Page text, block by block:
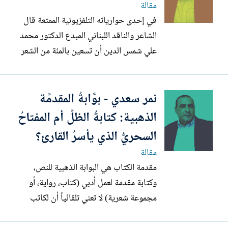
مقالة
في إحدى حوارياته التلفزيونية الممتعة قال
الشاعر والناقد اللبناني المبدع الدكتور محمد
علي شمس الدين أن تسعين بالمئة من الشعر
الرديئة التي طفرت بها فضاءات السوشيال
ميديا. ألم نتعب ونمل من آلاف أو ربما مئات
الآلاف من...
نمر سعدي - بوَّابةُ المقدمِّة
الذهبية: كتابةُ الظلِّ أم المفتاحُ
السحريُّ الذي يأسرُ القارئ؟
مقالة
مقدمة الكتاب هي البوابة الذهبية للنص،
وكتابة مقدمة لعمل أدبي (كتاب، رواية، أو
مجموعة شعرية) لا تعني تلقائياً أن لكاتب